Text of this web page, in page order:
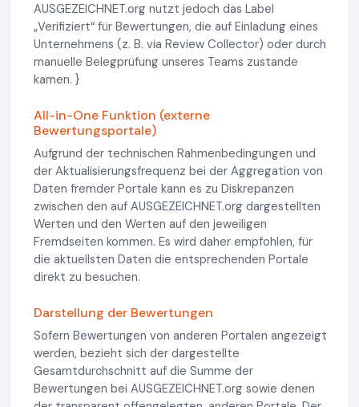
AUSGEZEICHNET.org nutzt jedoch das Label
„Verifiziert“ für Bewertungen, die auf Einladung eines
Unternehmens (z. B. via Review Collector) oder durch
manuelle Belegprüfung unseres Teams zustande
kamen. }
All-in-One Funktion (externe
Bewertungsportale)
Aufgrund der technischen Rahmenbedingungen und
der Aktualisierungsfrequenz bei der Aggregation von
Daten fremder Portale kann es zu Diskrepanzen
zwischen den auf AUSGEZEICHNET.org dargestellten
Werten und den Werten auf den jeweiligen
Fremdseiten kommen. Es wird daher empfohlen, für
die aktuellsten Daten die entsprechenden Portale
direkt zu besuchen.
Darstellung der Bewertungen
Sofern Bewertungen von anderen Portalen angezeigt
werden, bezieht sich der dargestellte
Gesamtdurchschnitt auf die Summe der
Bewertungen bei AUSGEZEICHNET.org sowie denen